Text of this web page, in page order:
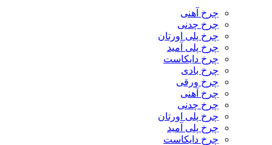
چرخ آهنی
چرخ چدنی
چرخ پلی اورتان
چرخ پلی آمید
چرخ دایکاست
چرخ بادی
چرخ ورقی
چرخ آهنی
چرخ چدنی
چرخ پلی اورتان
چرخ پلی آمید
چرخ دایکاست